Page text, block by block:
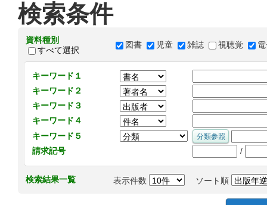
検索条件
資料種別
すべて選択
図書 児童 雑誌 視聴覚
キーワード１
キーワード２
キーワード３
キーワード４
キーワード５
請求記号
/
検索結果一覧 表示件数 ソート順